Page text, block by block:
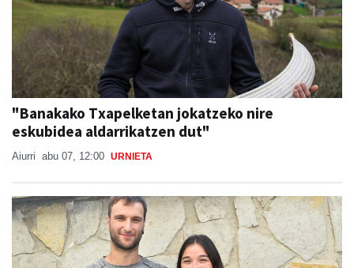
"Banakako Txapelketan jokatzeko nire
eskubidea aldarrikatzen dut"
Aiurri abu 07, 12:00 URNIETA